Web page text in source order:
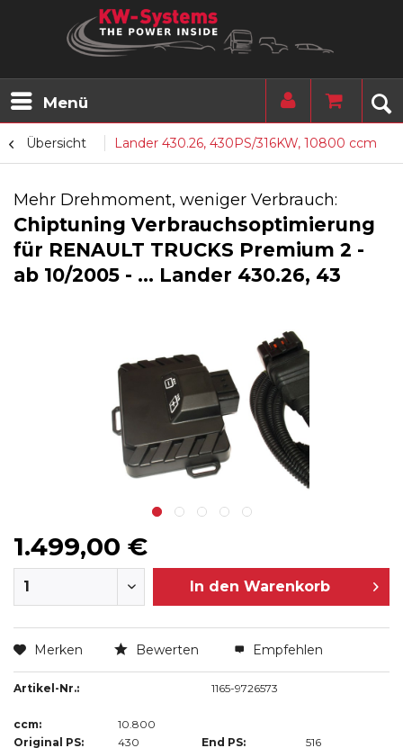
Menü
Übersicht Lander 430.26, 430PS/316KW, 10800 ccm
Mehr Drehmoment, weniger Verbrauch:
Chiptuning Verbrauchsoptimierung
für RENAULT TRUCKS Premium 2 -
ab 10/2005 - ... Lander 430.26, 43
1.499,00 €
In den Warenkorb
Merken Bewerten Empfehlen
Artikel-Nr.: 1165-9726573
ccm:
10.800
Original PS:
430 End PS:
516